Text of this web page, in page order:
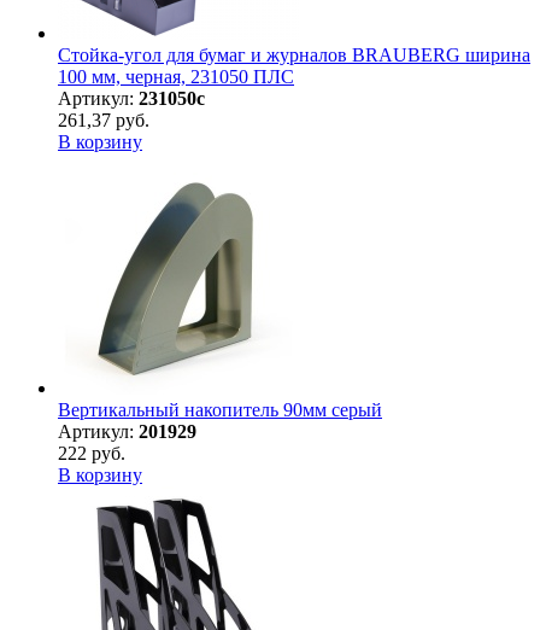
Стойка-угол для бумаг и журналов BRAUBERG ширина
100 мм, черная, 231050 ПЛС
Артикул: 231050с
261,37 руб.
В корзину
Вертикальный накопитель 90мм серый
Артикул: 201929
222 руб.
В корзину